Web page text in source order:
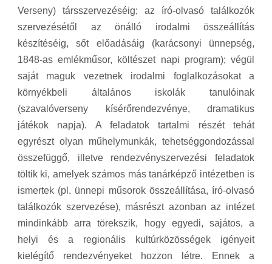
Verseny) társszervezéséig; az író-olvasó találkozók
szervezésétől az önálló irodalmi összeállítás
készítéséig, sőt előadásáig (karácsonyi ünnepség,
1848-as emlékműsor, költészet napi program); végül
saját maguk vezetnek irodalmi foglalkozásokat a
környékbeli általános iskolák tanulóinak
(szavalóverseny kísérőrendezvénye, dramatikus
játékok napja). A feladatok tartalmi részét tehát
egyrészt olyan műhelymunkák, tehetséggondozással
összefüggő, illetve rendezvényszervezési feladatok
töltik ki, amelyek számos más tanárképző intézetben is
ismertek (pl. ünnepi műsorok összeállítása, író-olvasó
találkozók szervezése), másrészt azonban az intézet
mindinkább arra törekszik, hogy egyedi, sajátos, a
helyi és a regionális kultúrközösségek igényeit
kielégítő rendezvényeket hozzon létre. Ennek a